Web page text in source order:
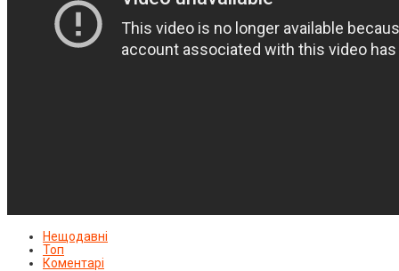
Нещодавні
Топ
Коментарі